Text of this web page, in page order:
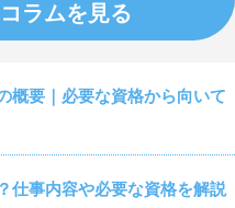
ラムを見る
概要｜必要な資格から向いて
仕事内容や必要な資格を解説